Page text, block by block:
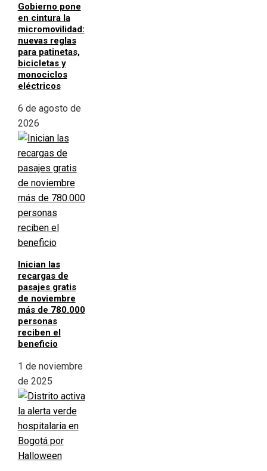
Gobierno pone
en cintura la
micromovilidad:
nuevas reglas
para patinetas,
bicicletas y
monociclos
eléctricos
6 de agosto de
2026
Inician las
recargas de
pasajes gratis
de noviembre
más de 780.000
personas
reciben el
beneficio
1 de noviembre
de 2025